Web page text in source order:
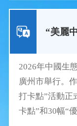
“美麗
2026年中國生
廣州市舉行。
打卡點”活動正
卡點”和30幅“